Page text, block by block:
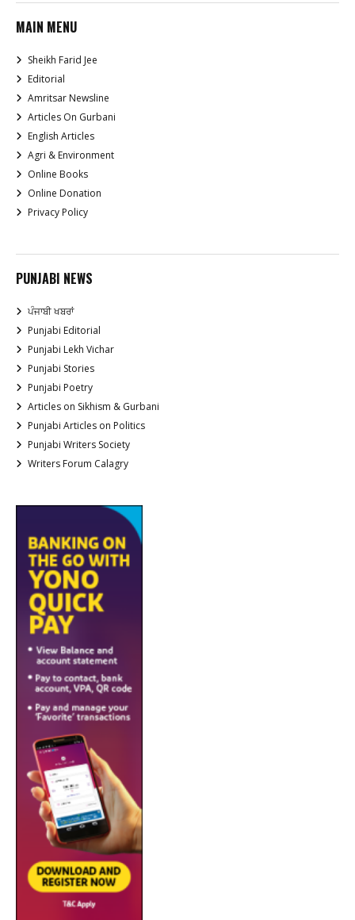
MAIN MENU
Sheikh Farid Jee
Editorial
Amritsar Newsline
Articles On Gurbani
English Articles
Agri & Environment
Online Books
Online Donation
Privacy Policy
PUNJABI NEWS
ਪੰਜਾਬੀ ਖਬਰਾਂ
Punjabi Editorial
Punjabi Lekh Vichar
Punjabi Stories
Punjabi Poetry
Articles on Sikhism & Gurbani
Punjabi Articles on Politics
Punjabi Writers Society
Writers Forum Calagry